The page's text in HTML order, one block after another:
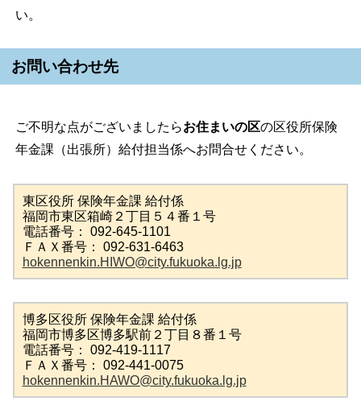
い。
お問い合わせ先
ご不明な点がございましたらお住まいの区の区役所保険
年金課（出張所）給付担当係へお問合せください。
東区役所 保険年金課 給付係
福岡市東区箱崎２丁目５４番１号
電話番号： 092-645-1101
ＦＡＸ番号： 092-631-6463
hokennenkin.HIWO@city.fukuoka.lg.jp
博多区役所 保険年金課 給付係
福岡市博多区博多駅前２丁目８番１号
電話番号： 092-419-1117
ＦＡＸ番号： 092-441-0075
hokennenkin.HAWO@city.fukuoka.lg.jp